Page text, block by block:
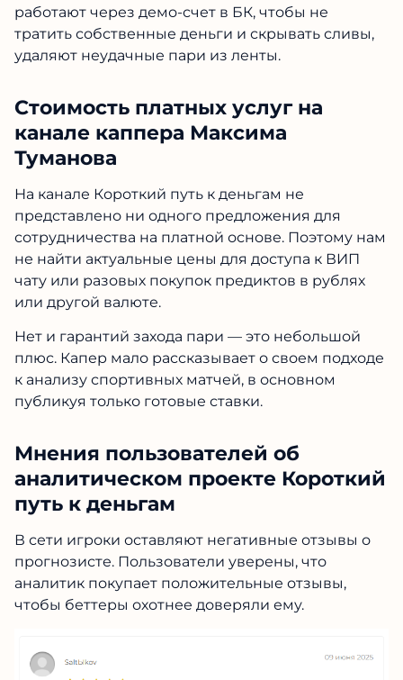
работают через демо-счет в БК, чтобы не
тратить собственные деньги и скрывать сливы,
удаляют неудачные пари из ленты.
Стоимость платных услуг на
канале каппера Максима
Туманова
На канале Короткий путь к деньгам не
представлено ни одного предложения для
сотрудничества на платной основе. Поэтому нам
не найти актуальные цены для доступа к ВИП
чату или разовых покупок предиктов в рублях
или другой валюте.
Нет и гарантий захода пари — это небольшой
плюс. Капер мало рассказывает о своем подходе
к анализу спортивных матчей, в основном
публикуя только готовые ставки.
Мнения пользователей об
аналитическом проекте Короткий
путь к деньгам
В сети игроки оставляют негативные отзывы о
прогнозисте. Пользователи уверены, что
аналитик покупает положительные отзывы,
чтобы беттеры охотнее доверяли ему.